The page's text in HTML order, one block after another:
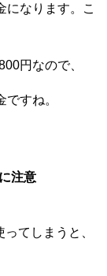
になります。こ
円なので、
すね。
注意
てしまうと、